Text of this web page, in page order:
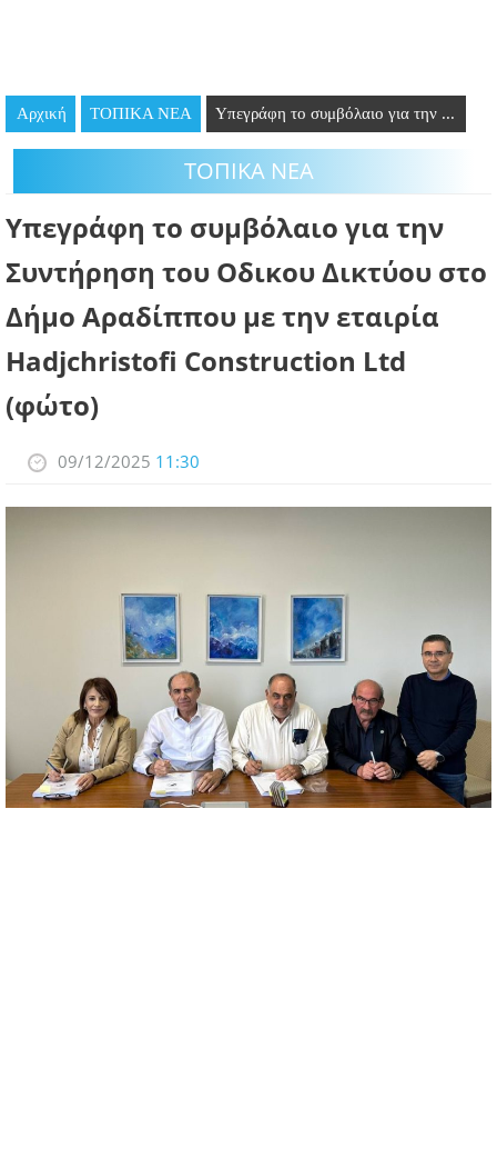
ΘΕΣΕΙΣ ΕΡΓΑΣΙΑΣ
ΠΡΟΣΩΠΑ
ΛΑΡΝΑΚΑ 2030
ΣΥΝΔΕΣΜΟΙ
ΠΕΡΙΣΣΟΤΕΡΑ
Αρχική ΤΟΠΙΚΑ ΝΕΑ Υπεγράφη το συμβόλαιο για την ...
ΤΟΠΙΚΑ ΝΕΑ
Υπεγράφη το συμβόλαιο για την
Συντήρηση του Οδικου Δικτύου στο
Δήμο Αραδίππου με την εταιρία
Hadjchristofi Construction Ltd
(φώτο)
09/12/2025 11:30